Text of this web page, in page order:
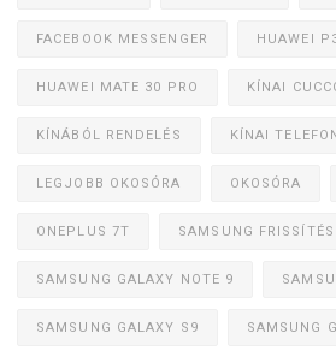
FACEBOOK MESSENGER HUAWEI
HUAWEI MATE 30 PRO KÍNAI
KÍNÁBÓL RENDELÉS KÍNAI
LEGJOBB OKOSÓRA OKOSÓRA
ONEPLUS 7T SAMSUNG FRISSÍTÉS
SAMSUNG GALAXY NOTE 9
SAMSUNG GALAXY S9 SAMSUNG